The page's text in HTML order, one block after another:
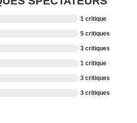
1 critique
5 critiques
3 critiques
1 critique
3 critiques
3 critiques